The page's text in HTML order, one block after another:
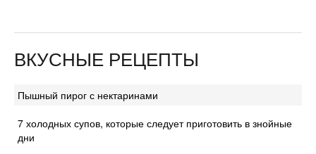
ВКУСНЫЕ РЕЦЕПТЫ
Пышный пирог с нектаринами
7 холодных супов, которые следует приготовить в знойные
дни